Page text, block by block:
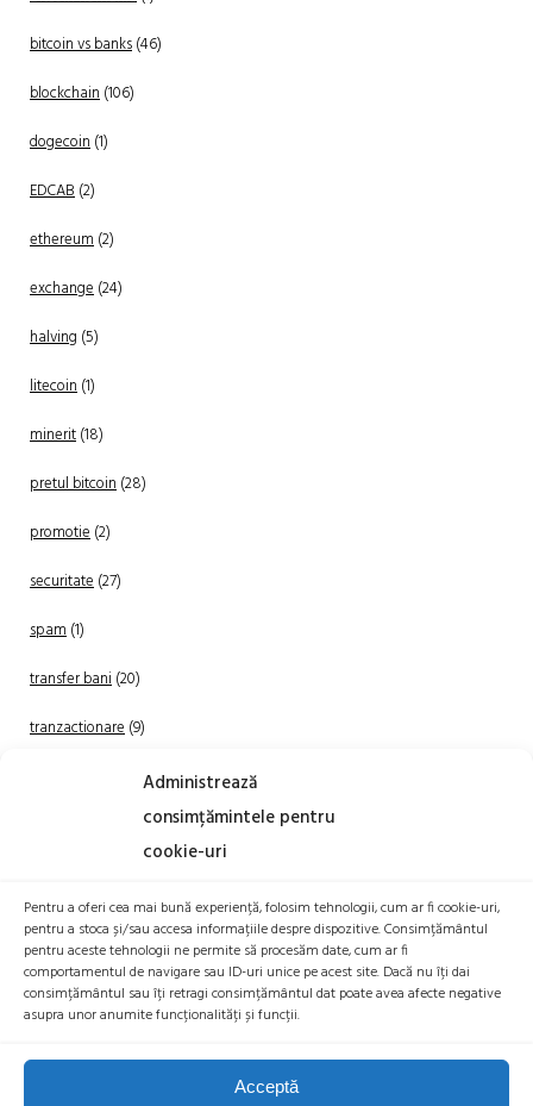
Administrează
consimțămintele pentru
cookie-uri
Pentru a oferi cea mai bună experiență, folosim tehnologii, cum ar fi cookie-uri,
pentru a stoca și/sau accesa informațiile despre dispozitive. Consimțământul
pentru aceste tehnologii ne permite să procesăm date, cum ar fi
comportamentul de navigare sau ID-uri unice pe acest site. Dacă nu îți dai
consimțământul sau îți retragi consimțământul dat poate avea afecte negative
asupra unor anumite funcționalități și funcții.
Acceptă
bitcoin vs banks(46)
blockchain(106)
dogecoin(1)
EDCAB(2)
ethereum(2)
exchange(24)
halving (5)
litecoin(1)
minerit(18)
pretul bitcoin(28)
promotie(2)
securitate(27)
spam(1)
transfer bani(20)
tranzactionare(9)
(20)
TRANZACTIONEAZA